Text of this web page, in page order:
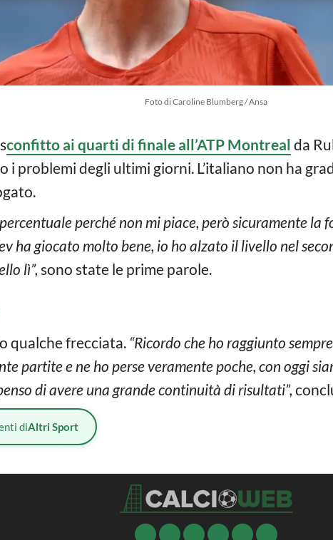
Foto di Caroline Blumberg / Ansa
confitto ai quarti di finale all’ATP Montreal da
i problemi degli ultimi giorni. L’italiano non ha
perché non mi piace, però sicuramente la
ha giocato molto bene, io ho alzato il livello nel
lì”, sono state le prime parole.
qualche frecciata. “Ricordo che ho raggiunto
partite e ne ho perse veramente poche, con oggi
di avere una grande continuità di risultati”,
diAltri Sport